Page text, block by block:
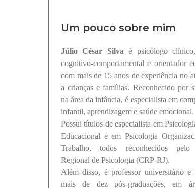
Um pouco sobre mim
Júlio César Silva é psicólogo
cognitivo-comportamental e orientador
com mais de 15 anos de experiência no
a crianças e famílias. Reconhecido por
na área da infância, é especialista em
infantil, aprendizagem e saúde emocional.
Possui títulos de especialista em
Educacional e em Psicologia
Trabalho, todos reconhecidos pelo
Regional de Psicologia (CRP-RJ).
Além disso, é professor universitário e
mais de dez pós-graduações, em